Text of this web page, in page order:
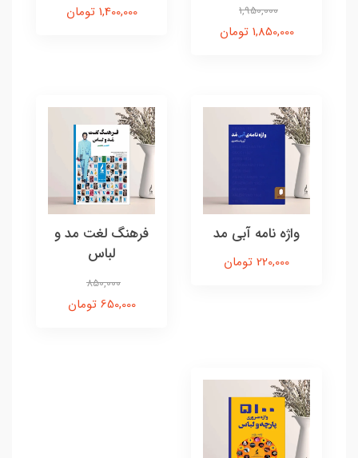
1,950,000
1,850,000 تومان
1,400,000 تومان
واژه نامه آبی مد
220,000 تومان
فرهنگ لغت مد و
لباس
850,000
650,000 تومان